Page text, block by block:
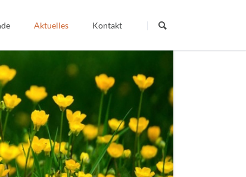
überspringen
Aktuelles
Dein Wort - Mein Weg
Berichte
Veröffentlichte Artikel
Kontakt